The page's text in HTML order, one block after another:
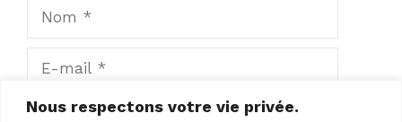
Nous respectons votre vie privée.
mail
Site